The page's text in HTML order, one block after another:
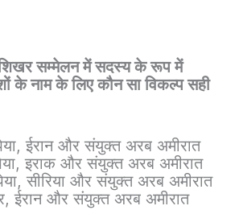
सम्मेलन में सदस्य के रूप में
के नाम के लिए कौन सा विकल्प सही
ईरान और संयुक्त अरब अमीरात
इराक और संयुक्त अरब अमीरात
सीरिया और संयुक्त अरब अमीरात
ईरान और संयुक्त अरब अमीरात